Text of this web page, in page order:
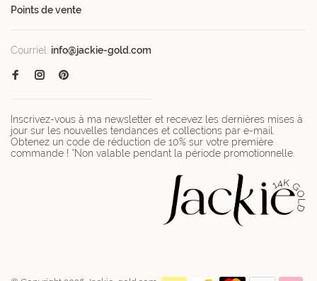
Points de vente
Courriel: info@jackie-gold.com
Inscrivez-vous à ma newsletter et recevez les dernières mises à
jour sur les nouvelles tendances et collections par e-mail.
Obtenez un code de réduction de 10% sur votre première
commande ! *Non valable pendant la période promotionnelle.